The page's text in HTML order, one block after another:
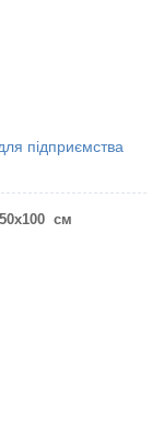
підприємства
см